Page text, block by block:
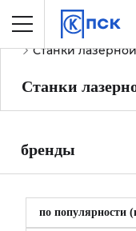
Главная
Станки
Станки
бренды
по популярности